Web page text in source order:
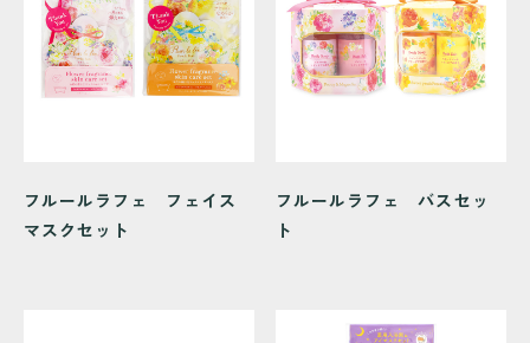
フルールラフェ フェイス
マスクセット
フルールラフェ バスセッ
ト